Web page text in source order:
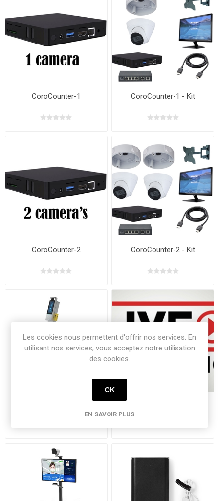
CoroCounter-1 CoroCounter-1 - Kit
CoroCounter-2 CoroCounter-2 - Kit
6 mois de livestreaming
Les cookies nous permettent d'offrir nos services. En
utilisant nos services, vous acceptez notre utilisation
des cookies.
OK
EN SAVOIR PLUS